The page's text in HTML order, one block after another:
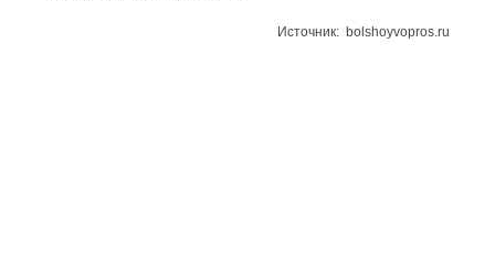
Источник: bolshoyvopros.ru